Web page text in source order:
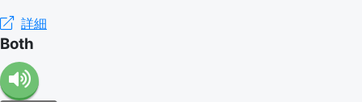
詳細
Both